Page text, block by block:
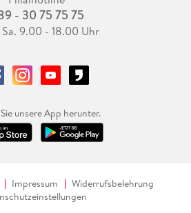
- 30 75 75 75
9.00 - 18.00 Uhr
unsere App herunter.
Impressum
Widerrufsbelehrung